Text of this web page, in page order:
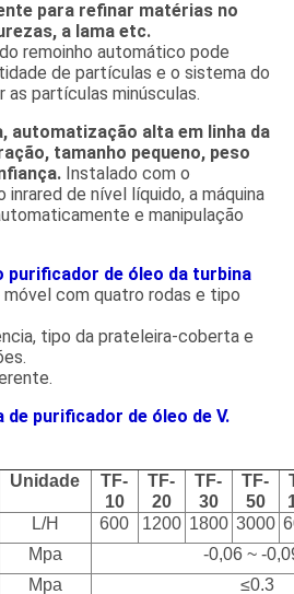
para refinar matérias no
a lama etc.
remoinho automático pode
de partículas e o sistema do
partículas minúsculas.
automatização alta em linha da
tamanho pequeno, peso
Instalado com o
de nível líquido, a máquina
e manipulação
purificador de óleo da turbina
com quatro rodas e tipo
tipo da prateleira-coberta e
purificador de óleo de V.
Unidade
TF-
10
TF-
20
TF-
30
TF-
50
L/H 600 1200 1800 3000
Mpa
-0,06 ~ -
Mpa ≤0.3